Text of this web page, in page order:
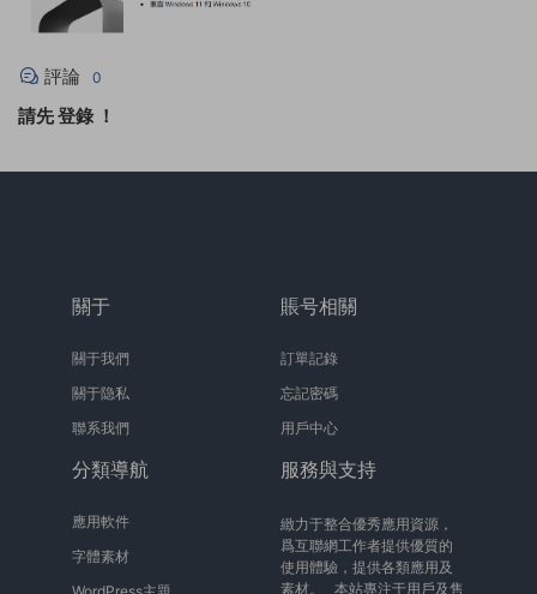
評論 0
請先登錄 ！
關于
關于我們
關于隐私
聯系我們
賬号相關
訂單記錄
忘記密碼
用戶中心
分類導航
應用軟件
字體素材
服務與支持
緻力于整合優秀應用資源，
爲互聯網工作者提供優質的
使用體驗，提供各類應用及
素材。 本站專注于用戶及售